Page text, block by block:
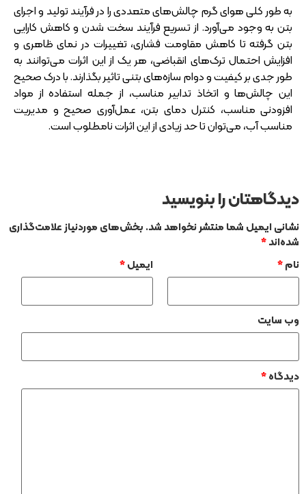
به طور کلی هوای گرم چالش‌های متعددی را در فرآیند تولید و اجرای
بتن به وجود می‌آورد. از تسریع فرآیند سخت شدن و کاهش کارایی
بتن گرفته تا کاهش مقاومت فشاری، تغییرات در نمای ظاهری و
افزایش احتمال ترک‌های انقباضی، هر یک از این اثرات می‌توانند به
طور جدی بر کیفیت و دوام سازه‌های بتنی تاثیر بگذارند. با درک صحیح
این چالش‌ها و اتخاذ تدابیر مناسب، از جمله استفاده از مواد
افزودنی مناسب، کنترل دمای بتن، عمل‌آوری صحیح و مدیریت
مناسب آب، می‌توان تا حد زیادی از این اثرات نامطلوب است.
دیدگاهتان را بنویسید
نشانی ایمیل شما منتشر نخواهد شد.بخش‌های موردنیاز علامت‌گذاری
شده‌اند*
دیدگاه*
نام* ایمیل*
وب‌ سایت